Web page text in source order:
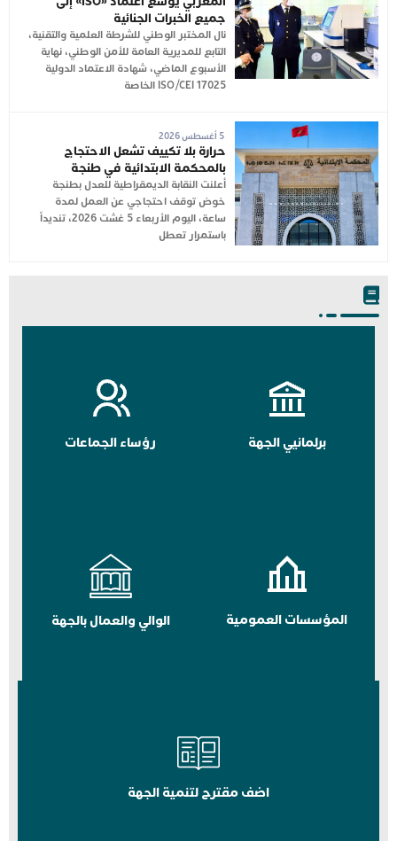
جميع الخبرات الجنائية
نال المختبر الوطني للشرطة العلمية والتقنية،
التابع للمديرية العامة للأمن الوطني، نهاية
الأسبوع الماضي، شهادة الاعتماد الدولية
ISO/CEI 17025 الخاصة
5 أغسطس 2026
حرارة بلا تكييف تشعل الاحتجاج
بالمحكمة الابتدائية في طنجة
أعلنت النقابة الديمقراطية للعدل بطنجة
خوض توقف احتجاجي عن العمل لمدة
ساعة، اليوم الأربعاء 5 غشت 2026، تنديداً
باستمرار تعطل
برلمانيي الجهة رؤساء الجماعات
المؤسسات العمومية الوالي والعمال بالجهة
اضف مقترح لتنمية الجهة